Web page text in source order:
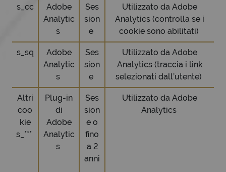
s_cc
Adobe
Analytic
s
Ses
sion
e
Utilizzato da Adobe
Analytics (controlla se i
cookie sono abilitati)
s_sq
Adobe
Analytic
s
Ses
sion
e
Utilizzato da Adobe
Analytics (traccia i link
selezionati dall’utente)
Altri
coo
kie
s_***
Plug-in
di
Adobe
Analytic
s
Ses
sion
e o
fino
a 2
anni
Utilizzato da Adobe
Analytics